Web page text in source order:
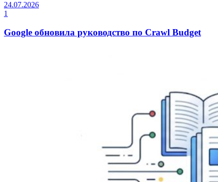
24.07.2026
1
Google обновила руководство по Crawl Budget